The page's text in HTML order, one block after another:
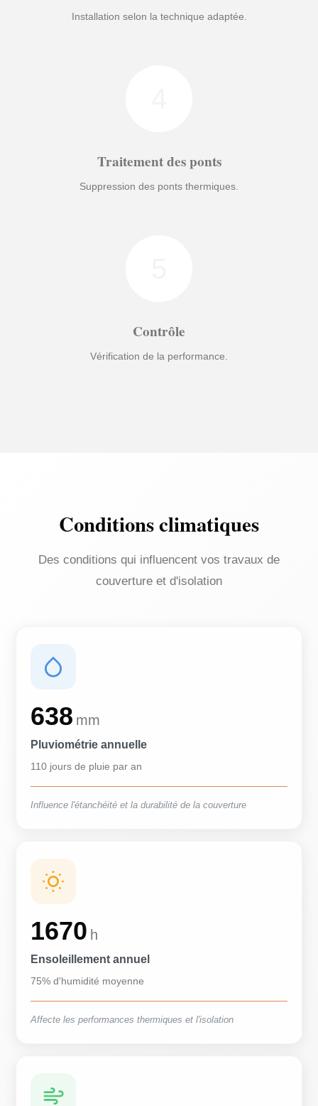
Installation selon la technique adaptée.
Traitement des ponts
Suppression des ponts thermiques.
Contrôle
Vérification de la performance.
Conditions climatiques
Des conditions qui influencent vos travaux de
couverture et d'isolation
638 mm
Pluviométrie annuelle
110 jours de pluie par an
Influence l'étanchéité et la durabilité de la couverture
1670 h
Ensoleillement annuel
75% d'humidité moyenne
Affecte les performances thermiques et l'isolation